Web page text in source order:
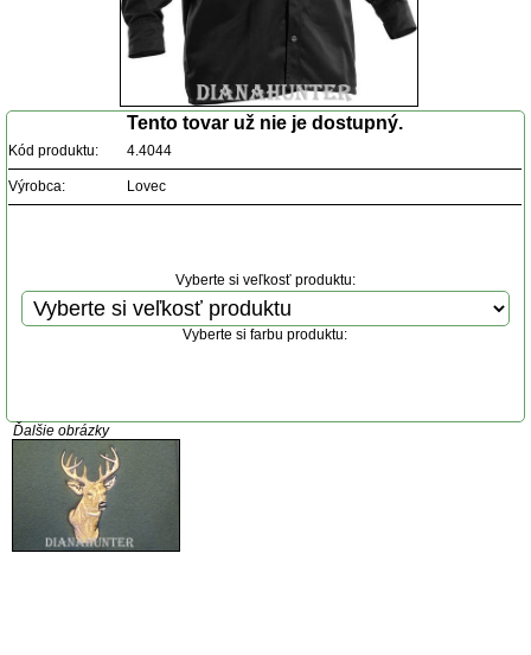
Tento tovar už nie je dostupný.
Kód produktu: 4.4044
Výrobca: Lovec
Vyberte si veľkosť produktu:
Vyberte si farbu produktu:
Ďalšie obrázky